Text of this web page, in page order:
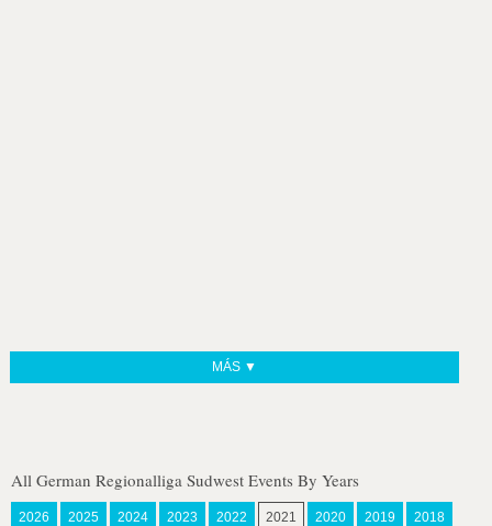
MÁS ▼
All German Regionalliga Sudwest Events By Years
2026 2025 2024 2023 2022 2021 2020 2019 2018